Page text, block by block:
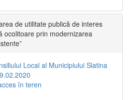
de utilitate publică de interes
ocolitoare prin modernizarea
Local al Municipiului Slatina
în teren